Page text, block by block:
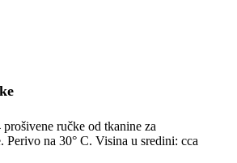
ručke od tkanine za
Perivo na 30° C. Visina u sredini: cca